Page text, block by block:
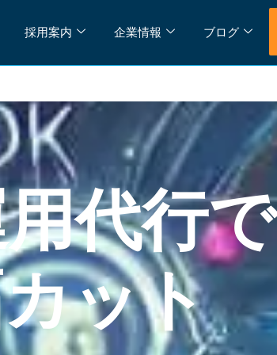
採用案内 企業情報 ブログ
代行で
ット